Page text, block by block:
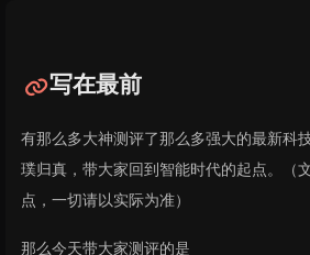
写在最前
有那么多大神测评了那么多强大的最新科
璞归真，带大家回到智能时代的起点。（
点，一切请以实际为准）
那么今天带大家测评的是